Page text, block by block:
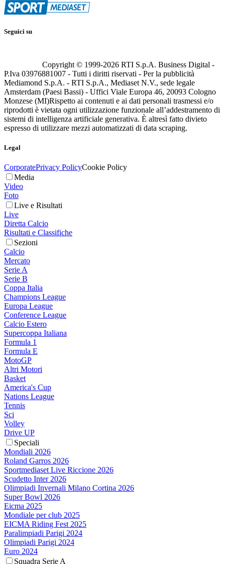
Seguici su
Copyright © 1999-2026 RTI S.p.A. Business Digital -
P.Iva 03976881007 - Tutti i diritti riservati - Per la pubblicità
Mediamond S.p.A. - RTI S.p.A., Mediaset N.V., sede legale
Amsterdam (Paesi Bassi) - Uffici Viale Europa 46, 20093 Cologno
Monzese (MI)Rispetto ai contenuti e ai dati personali trasmessi e/o
riprodotti è vietata ogni utilizzazione funzionale all’addestramento di
sistemi di intelligenza artificiale generativa. È altresì fatto divieto
espresso di utilizzare mezzi automatizzati di data scraping.
Legal
CorporatePrivacy PolicyCookie Policy
Media
Video
Foto
Live e Risultati
Live
Diretta Calcio
Risultati e Classifiche
Sezioni
Calcio
Mercato
Serie A
Serie B
Coppa Italia
Champions League
Europa League
Conference League
Calcio Estero
Supercoppa Italiana
Formula 1
Formula E
MotoGP
Altri Motori
Basket
America's Cup
Nations League
Tennis
Sci
Volley
Drive UP
Speciali
Mondiali 2026
Roland Garros 2026
Sportmediaset Live Riccione 2026
Scudetto Inter 2026
Olimpiadi Invernali Milano Cortina 2026
Super Bowl 2026
Eicma 2025
Mondiale per club 2025
EICMA Riding Fest 2025
Paralimpiadi Parigi 2024
Olimpiadi Parigi 2024
Euro 2024
Squadra Serie A